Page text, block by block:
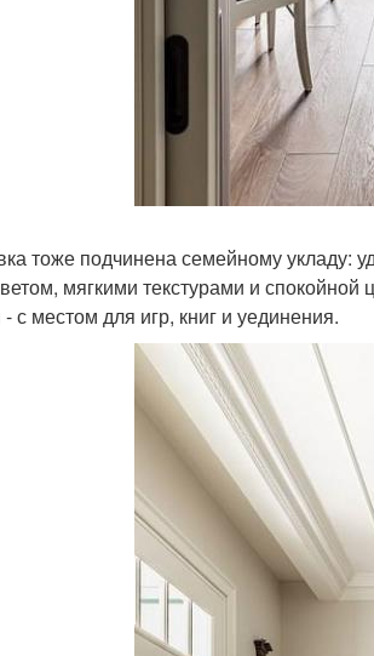
тоже подчинена семейному укладу:
мягкими текстурами и спокойной
- с местом для игр, книг и уединения.